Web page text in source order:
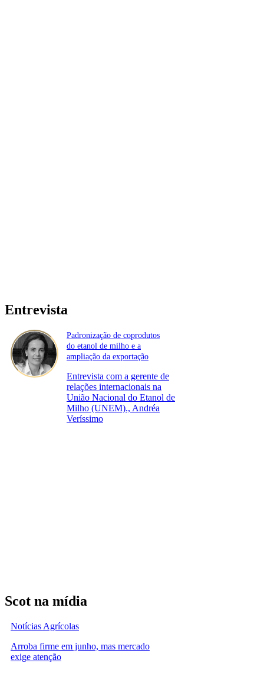
Entrevista
Padronização de coprodutos
do etanol de milho e a
ampliação da exportação
Entrevista com a gerente de
relações internacionais na
União Nacional do Etanol de
Milho (UNEM)., Andréa
Veríssimo
Scot na mídia
Notícias Agrícolas
Arroba firme em junho, mas mercado
exige atenção